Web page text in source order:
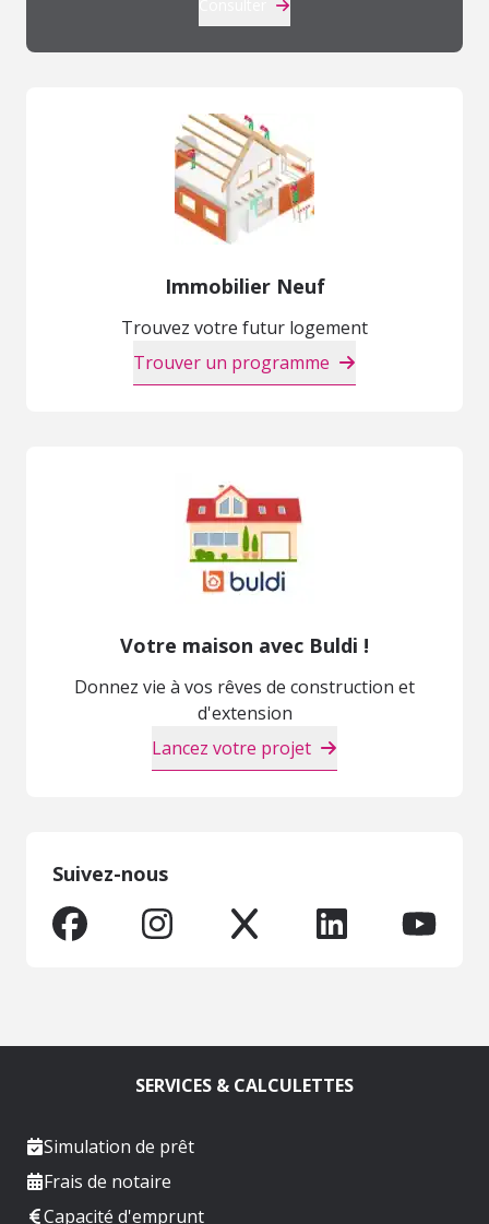
Immobilier Neuf
Trouvez votre futur logement
Trouver un programme
Votre maison avec Buldi !
Donnez vie à vos rêves de construction et
d'extension
Lancez votre projet
Suivez-nous
SERVICES & CALCULETTES
Simulation de prêt
Frais de notaire
Capacité d'emprunt